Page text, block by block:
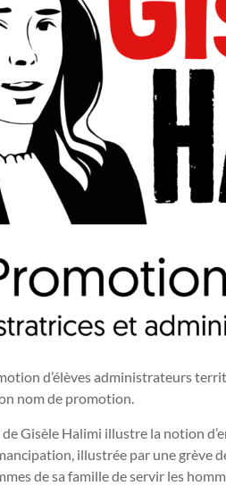
d’élèves administrateurs
nom de promotion.
Gisèle Halimi illustre la notion
illustrée par une grève
de sa famille de servir les